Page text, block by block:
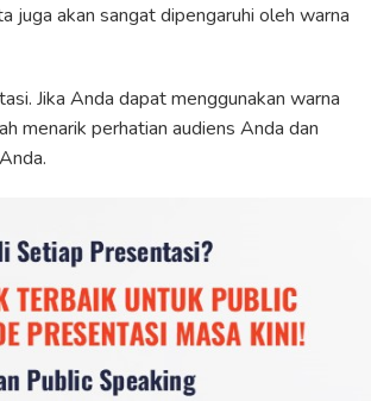
juga akan sangat dipengaruhi oleh warna
Jika Anda dapat menggunakan warna
menarik perhatian audiens Anda dan